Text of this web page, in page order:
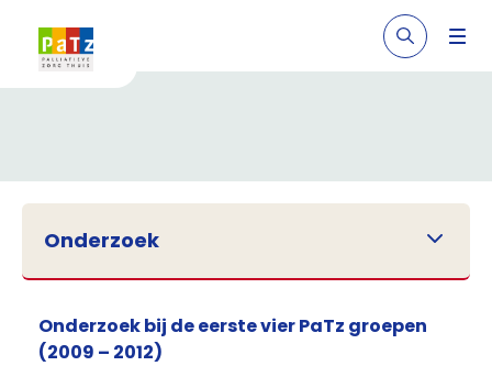
Onderzoek
Onderzoek bij de eerste vier PaTz groepen
(2009 – 2012)